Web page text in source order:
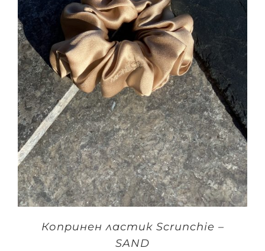
Копринен ластик Scrunchie –
SAND